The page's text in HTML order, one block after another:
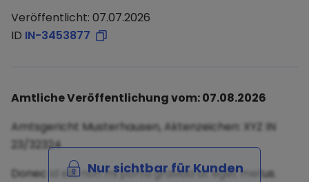
Veröffentlicht: 07.07.2026
ID IN-3453877
Amtliche Veröffentlichung vom: 07.08.2026
Amtsgericht Musterhausen, Aktenzeichen: XYZ IN
23/32324
Donec id elit non mi porta gravida at eget metus.
Nur sichtbar für Kunden